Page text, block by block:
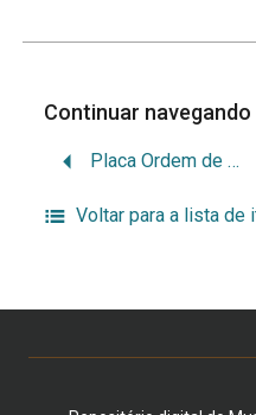
Continuar navegando
Placa Ordem de São Bento de Avis – Grau Comenda
Voltar para a lista de